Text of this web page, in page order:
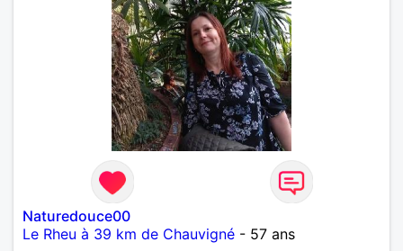
Naturedouce00
Le Rheu à 39 km de Chauvigné - 57 ans